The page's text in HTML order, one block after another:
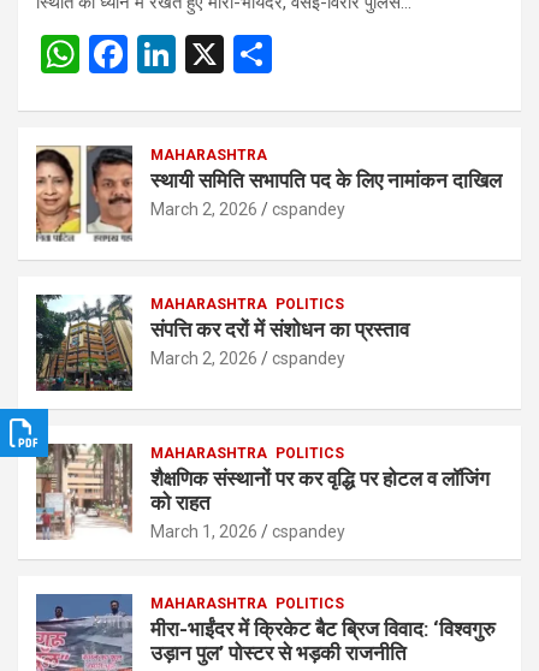
W
s
A
p
p
F
b
o
o
k
Li
dI
n
X
e
MAHARASHTRA
स्थायी समिति सभापति पद के लिए नामांकन दाखिल
March 2, 2026 cspandey
MAHARASHTRA POLITICS
संपत्ति कर दरों में संशोधन का प्रस्ताव
March 2, 2026 cspandey
MAHARASHTRA POLITICS
शैक्षणिक संस्थानों पर कर वृद्धि पर होटल व लॉजिंग
को राहत
March 1, 2026 cspandey
MAHARASHTRA POLITICS
मीरा-भाईंदर में क्रिकेट बैट ब्रिज विवाद: ‘विश्वगुरु
उड़ान पुल’ पोस्टर से भड़की राजनीति